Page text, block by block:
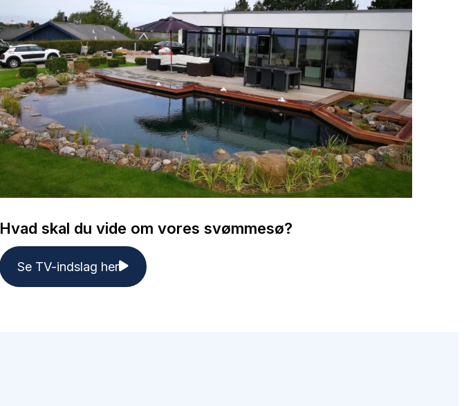
Hvad skal du vide om vores svømmesø?
Se TV-indslag her